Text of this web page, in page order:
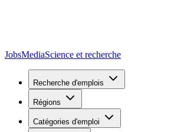
JobsMediaScience et recherche
Recherche d'emplois
Régions
Catégories d'emploi